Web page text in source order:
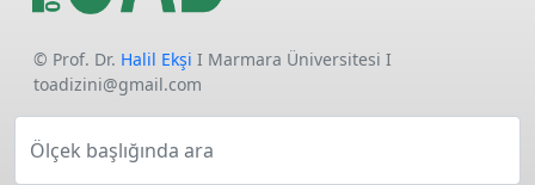
© Prof. Dr. Halil Ekşi I Marmara Üniversitesi I
toadizini@gmail.com
Ölçek başlığında ara